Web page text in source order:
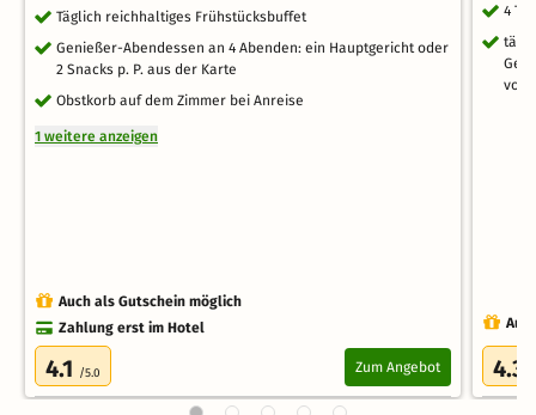
Täglich reichhaltiges Frühstücksbuffet
Genießer-Abendessen an 4 Abenden: ein Hauptgericht oder
2 Snacks p. P. aus der Karte
Obstkorb auf dem Zimmer bei Anreise
1 weitere anzeigen
Auch als Gutschein möglich
Zahlung erst im Hotel
4.1 /5.0 Zum Angebot
4
von
4.3